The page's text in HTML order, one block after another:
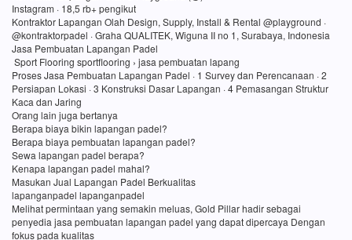
Instagram · 18,5 rb+ pengikut
Kontraktor Lapangan Olah Design, Supply, Install & Rental @playground ·
@kontraktorpadel · Graha QUALITEK, Wiguna II no 1, Surabaya, Indonesia
Jasa Pembuatan Lapangan Padel
Sport Flooring sportflooring › jasa pembuatan lapang
Proses Jasa Pembuatan Lapangan Padel · 1 Survey dan Perencanaan · 2
Persiapan Lokasi · 3 Konstruksi Dasar Lapangan · 4 Pemasangan Struktur
Kaca dan Jaring
Orang lain juga bertanya
Berapa biaya bikin lapangan padel?
Berapa biaya pembuatan lapangan padel?
Sewa lapangan padel berapa?
Kenapa lapangan padel mahal?
Masukan Jual Lapangan Padel Berkualitas
lapanganpadel lapanganpadel
Melihat permintaan yang semakin meluas, Gold Pillar hadir sebagai
penyedia jasa pembuatan lapangan padel yang dapat dipercaya Dengan
fokus pada kualitas